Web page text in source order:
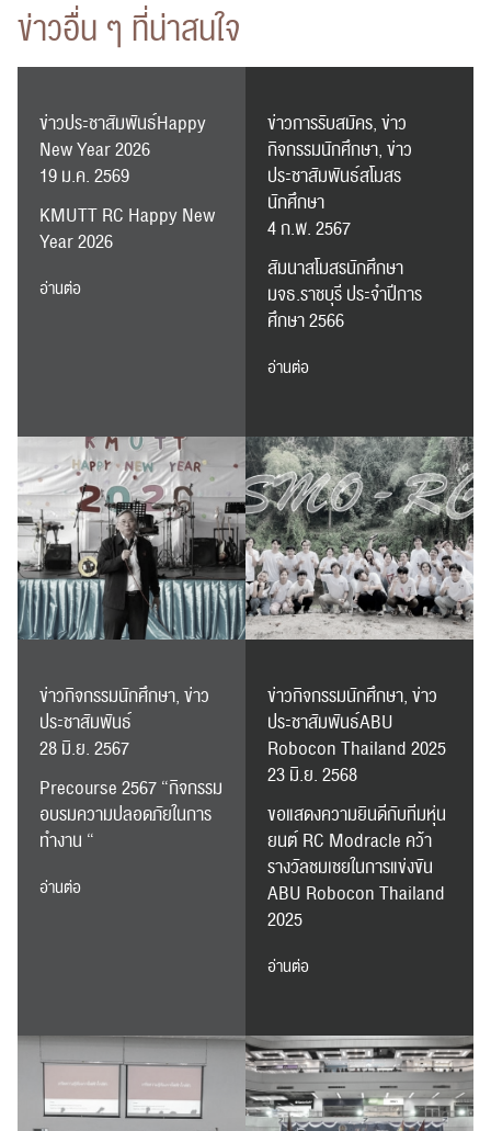
ข่าวอื่น ๆ ที่น่าสนใจ
ข่าวประชาสัมพันธ์Happy
New Year 2026
19 ม.ค. 2569
KMUTT RC Happy New
Year 2026
อ่านต่อ
ข่าวการรับสมัคร, ข่าว
กิจกรรมนักศึกษา, ข่าว
ประชาสัมพันธ์สโมสร
นักศึกษา
4 ก.พ. 2567
สัมนาสโมสรนักศึกษา
มจธ.ราชบุรี ประจำปีการ
ศึกษา 2566
อ่านต่อ
ข่าวกิจกรรมนักศึกษา, ข่าว
ประชาสัมพันธ์
28 มิ.ย. 2567
Precourse 2567 “กิจกรรม
อบรมความปลอดภัยในการ
ทำงาน “
อ่านต่อ
ข่าวกิจกรรมนักศึกษา, ข่าว
ประชาสัมพันธ์ABU
Robocon Thailand 2025
23 มิ.ย. 2568
ขอแสดงความยินดีกับทีมหุ่น
ยนต์ RC Modracle คว้า
รางวัลชมเชยในการแข่งขัน
ABU Robocon Thailand
2025
อ่านต่อ
RC Activity
RC Activity